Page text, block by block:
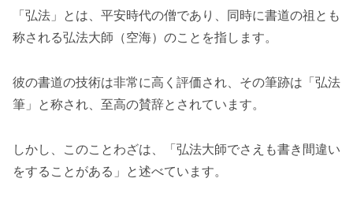
「弘法」とは、平安時代の僧であり、同時に書道の祖とも
称される弘法大師（空海）のことを指します。
彼の書道の技術は非常に高く評価され、その筆跡は「弘法
筆」と称され、至高の賛辞とされています。
しかし、このことわざは、「弘法大師でさえも書き間違い
をすることがある」と述べています。